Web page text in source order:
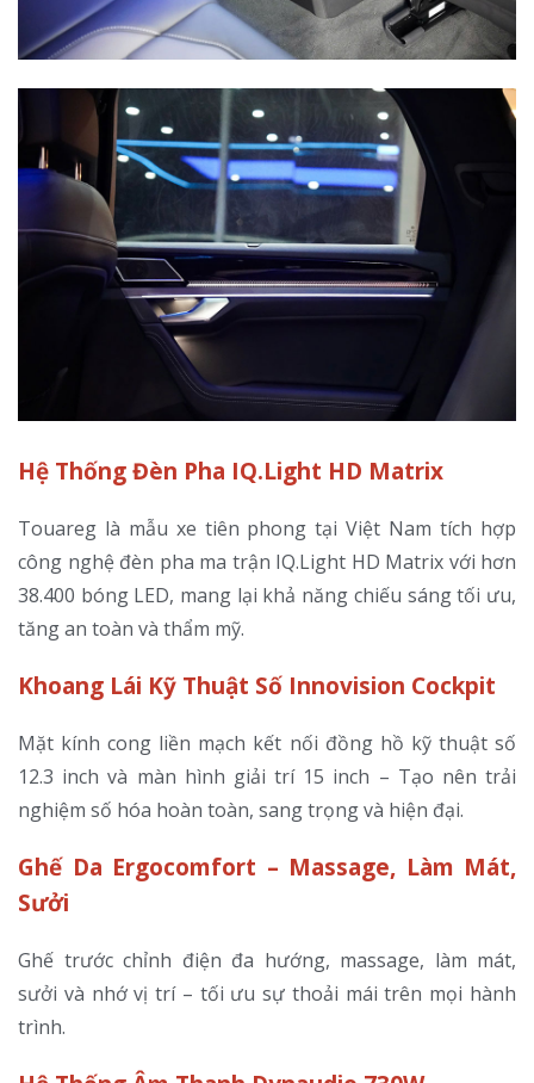
Hệ Thống Đèn Pha IQ.Light HD Matrix
Touareg là mẫu xe tiên phong tại Việt Nam tích hợp
công nghệ đèn pha ma trận IQ.Light HD Matrix với hơn
38.400 bóng LED, mang lại khả năng chiếu sáng tối ưu,
tăng an toàn và thẩm mỹ.
Khoang Lái Kỹ Thuật Số Innovision Cockpit
Mặt kính cong liền mạch kết nối đồng hồ kỹ thuật số
12.3 inch và màn hình giải trí 15 inch – Tạo nên trải
nghiệm số hóa hoàn toàn, sang trọng và hiện đại.
Ghế Da Ergocomfort – Massage, Làm Mát,
Sưởi
Ghế trước chỉnh điện đa hướng, massage, làm mát,
sưởi và nhớ vị trí – tối ưu sự thoải mái trên mọi hành
trình.